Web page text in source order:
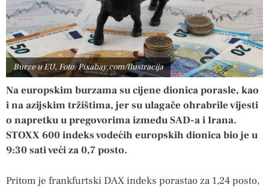
Burze u EU, Foto: Pixabay.com/Ilustracija
Na europskim burzama su cijene dionica porasle, kao
i na azijskim tržištima, jer su ulagače ohrabrile vijesti
o napretku u pregovorima između SAD-a i Irana.
STOXX 600 indeks vodećih europskih dionica bio je u
9:30 sati veći za 0,7 posto.
Pritom je frankfurtski DAX indeks porastao za 1,24 posto,